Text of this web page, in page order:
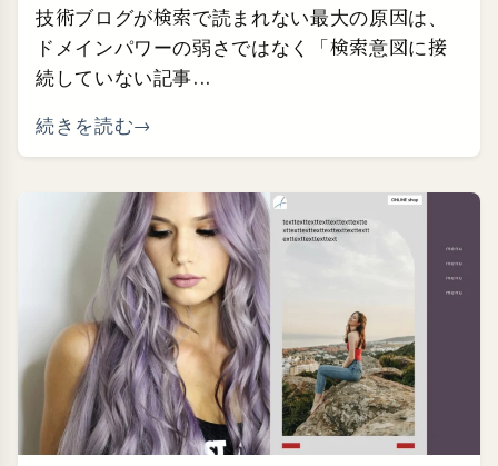
技術ブログが検索で読まれない最大の原因は、
ドメインパワーの弱さではなく「検索意図に接
続していない記事...
続きを読む